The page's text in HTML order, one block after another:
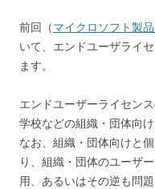
前回（マイクロソフト製
いて、エンドユーザライ
ます。
エンドユーザーライセン
学校などの組織・団体向
なお、組織・団体向けと
り、組織・団体のユーザ
用、あるいはその逆も問